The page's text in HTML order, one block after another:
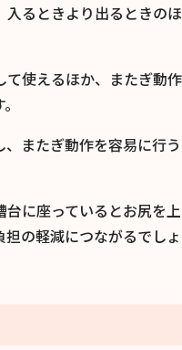
るときより出るときのほ
使えるほか、またぎ動作
またぎ動作を容易に行う
に座っているとお尻を上
の軽減につながるでしょ